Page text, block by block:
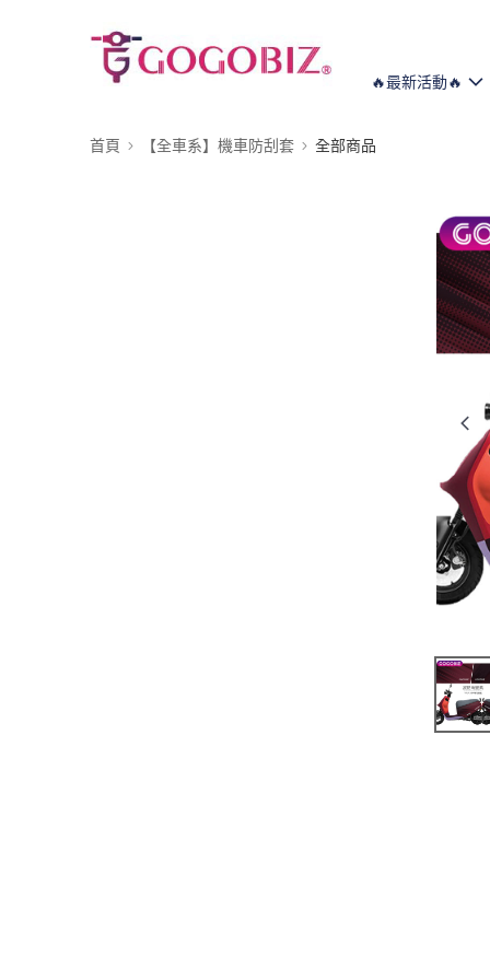
🔥最新活動🔥
首頁 【全車系】機車防刮套 全部商品